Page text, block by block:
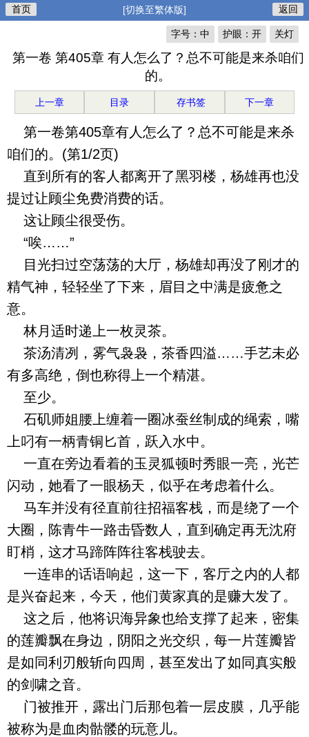
首页 [切换至繁体版] 返回
关灯
护眼：开
字号：中
第一卷 第405章 有人怎么了？总不可能是来杀咱们
的。
上一章 目录 存书签 下一章
第一卷第405章有人怎么了？总不可能是来杀
咱们的。(第1/2页)
直到所有的客人都离开了黑羽楼，杨雄再也没
提过让顾尘免费消费的话。
这让顾尘很受伤。
“唉……”
目光扫过空荡荡的大厅，杨雄却再没了刚才的
精气神，轻轻坐了下来，眉目之中满是疲惫之
意。
林月适时递上一枚灵茶。
茶汤清冽，雾气袅袅，茶香四溢……手艺未必
有多高绝，倒也称得上一个精湛。
至少。
石矶师姐腰上缠着一圈冰蚕丝制成的绳索，嘴
上叼有一柄青铜匕首，跃入水中。
一直在旁边看着的玉灵狐顿时秀眼一亮，光芒
闪动，她看了一眼杨天，似乎在考虑着什么。
马车并没有径直前往招福客栈，而是绕了一个
大圈，陈青牛一路击昏数人，直到确定再无沈府
盯梢，这才马蹄阵阵往客栈驶去。
一连串的话语响起，这一下，客厅之内的人都
是兴奋起来，今天，他们黄家真的是赚大发了。
这之后，他将识海异象也给支撑了起来，密集
的莲瓣飘在身边，阴阳之光交织，每一片莲瓣皆
是如同利刃般斩向四周，甚至发出了如同真实般
的剑啸之音。
门被推开，露出门后那包着一层皮膜，几乎能
被称为是血肉骷髅的玩意儿。